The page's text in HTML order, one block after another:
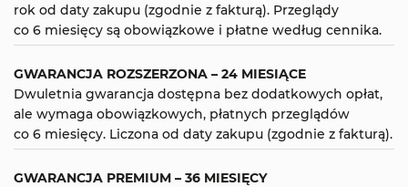
rok od daty zakupu (zgodnie z fakturą). Przeglądy
co 6 miesięcy są obowiązkowe i płatne według cennika.
GWARANCJA ROZSZERZONA – 24 MIESIĄCE
Dwuletnia gwarancja dostępna bez dodatkowych opłat,
ale wymaga obowiązkowych, płatnych przeglądów
co 6 miesięcy. Liczona od daty zakupu (zgodnie z fakturą).
GWARANCJA PREMIUM – 36 MIESIĘCY